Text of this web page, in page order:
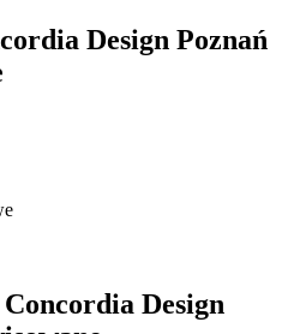
Design Poznań
Design